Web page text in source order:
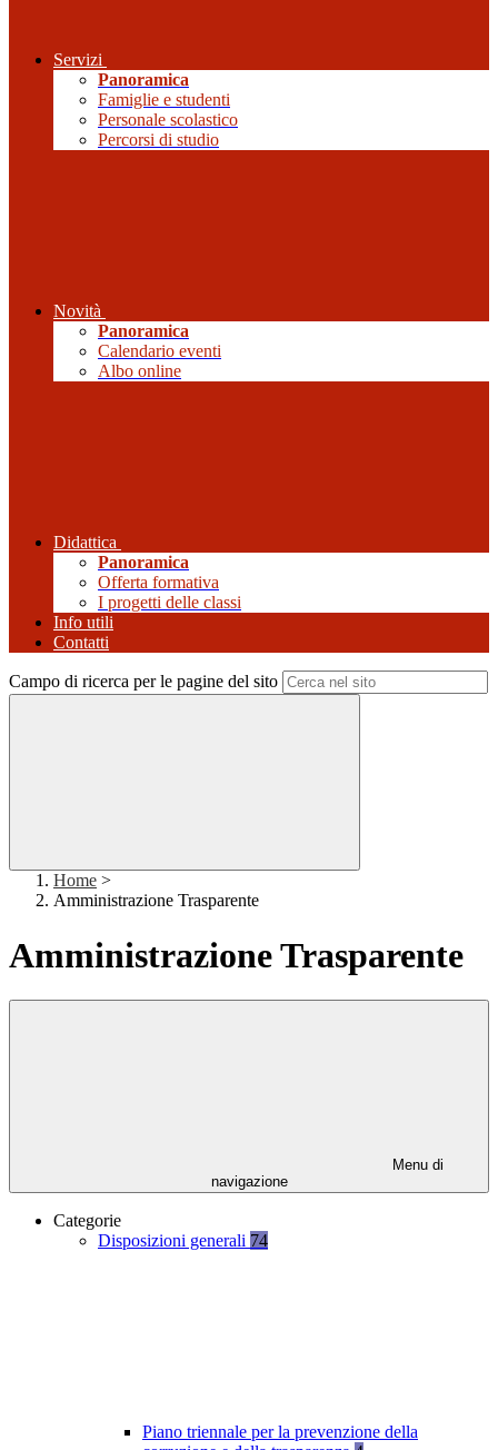
Servizi
Panoramica
Famiglie e studenti
Personale scolastico
Percorsi di studio
Novità
Panoramica
Calendario eventi
Albo online
Didattica
Panoramica
Offerta formativa
I progetti delle classi
Info utili
Contatti
Campo di ricerca per le pagine del sito
Home >
Amministrazione Trasparente
Amministrazione Trasparente
Menu di
navigazione
Categorie
Disposizioni generali 74
Piano triennale per la prevenzione della